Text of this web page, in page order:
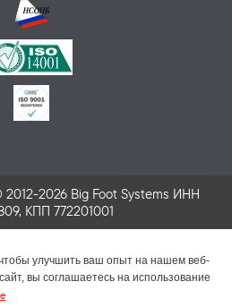
2026 Big Foot Systems ИНН
КПП 772201001
улучшить ваш опыт на нашем веб-
вы соглашаетесь на использование